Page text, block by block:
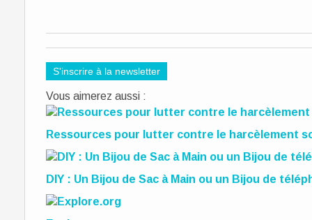
S'inscrire à la newsletter
Vous aimerez aussi :
Ressources pour lutter contre le harcèlement
DIY : Un Bijou de Sac à Main ou un Bijou de